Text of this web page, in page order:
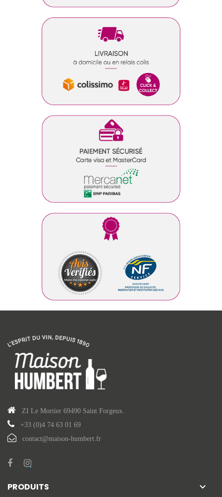
ZI Le Mortier 69490 Saint Forgeux.
+33 (0)4 74 63 01 69
contact@maison-humbert.fr
PRODUITS keyboard_arrow_down